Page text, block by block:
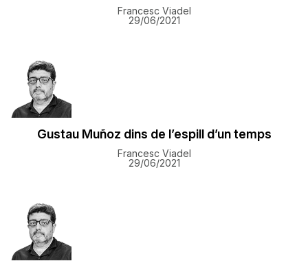
Francesc Viadel
29/06/2021
Gustau Muñoz dins de l’espill d’un temps
Francesc Viadel
29/06/2021